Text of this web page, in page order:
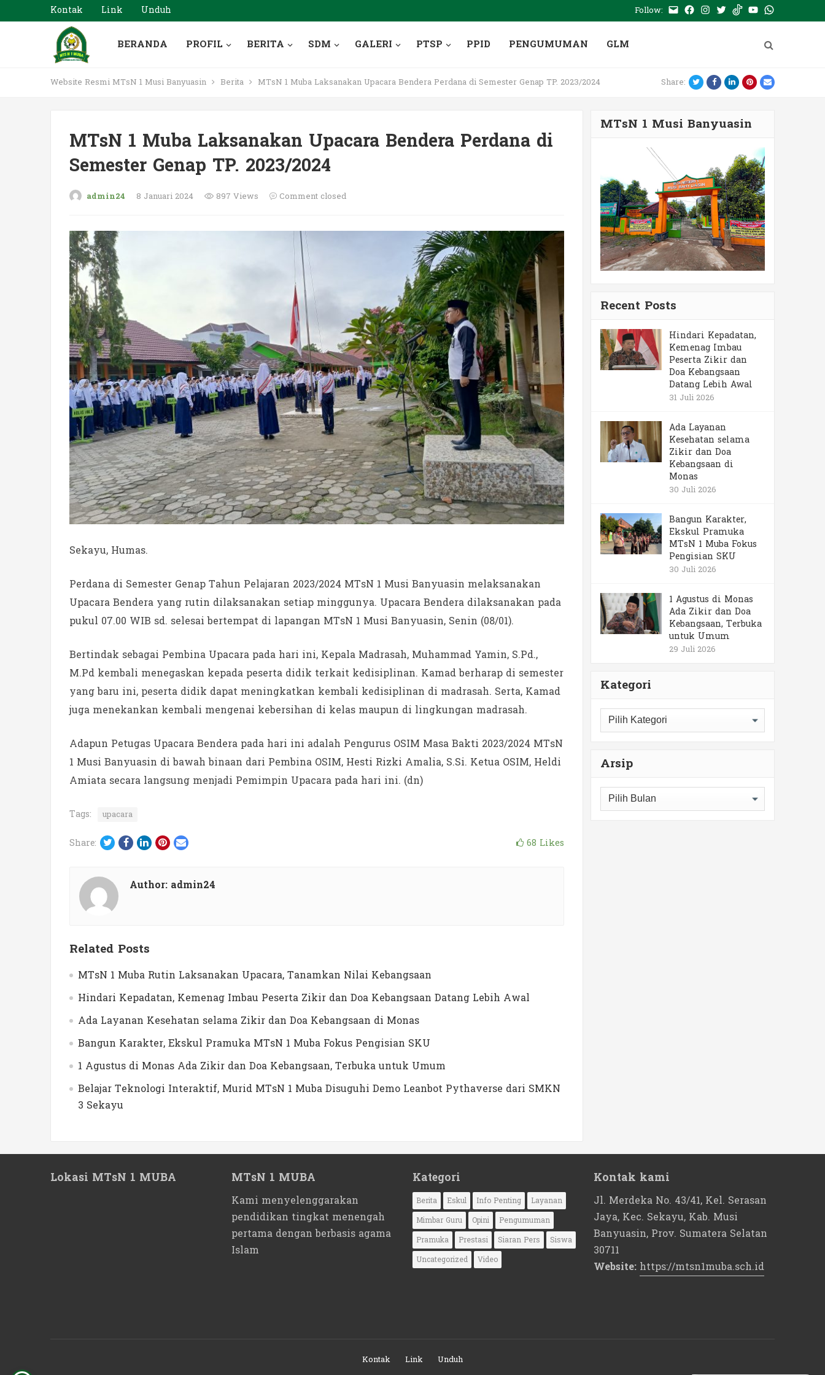
Kontak Link Unduh Follow: E- Facebook
Instagram
TwitterTiktokYoutubeWhatsApp
BERANDA PROFIL BERITA SDM GALERI PTSP PPID PENGUMUMAN GLM
Website Resmi MTsN 1 Musi Banyuasin Berita MTsN 1 Muba Laksanakan Upacara Bendera Perdana di Semester Genap TP. 2023/2024 Share: TwitterFacebookLinkedIn
Pinterest
Email
MTsN 1 Muba Laksanakan Upacara Bendera Perdana di
Semester Genap TP. 2023/2024
admin24 8 Januari 2024 897 Views Comment closed
Sekayu, Humas.
Perdana di Semester Genap Tahun Pelajaran 2023/2024 MTsN 1 Musi Banyuasin melaksanakan
Upacara Bendera yang rutin dilaksanakan setiap minggunya. Upacara Bendera dilaksanakan pada
pukul 07.00 WIB sd. selesai bertempat di lapangan MTsN 1 Musi Banyuasin, Senin (08/01).
Bertindak sebagai Pembina Upacara pada hari ini, Kepala Madrasah, Muhammad Yamin, S.Pd.,
M.Pd kembali menegaskan kepada peserta didik terkait kedisiplinan. Kamad berharap di semester
yang baru ini, peserta didik dapat meningkatkan kembali kedisiplinan di madrasah. Serta, Kamad
juga menekankan kembali mengenai kebersihan di kelas maupun di lingkungan madrasah.
Adapun Petugas Upacara Bendera pada hari ini adalah Pengurus OSIM Masa Bakti 2023/2024 MTsN
1 Musi Banyuasin di bawah binaan dari Pembina OSIM, Hesti Rizki Amalia, S.Si. Ketua OSIM, Heldi
Amiata secara langsung menjadi Pemimpin Upacara pada hari ini. (dn)
Tags: upacara
Share: Twitter
Facebook
LinkedIn
Pinterest
Email 68 Likes
Author: admin24
Related Posts
MTsN 1 Muba Rutin Laksanakan Upacara, Tanamkan Nilai Kebangsaan
Hindari Kepadatan, Kemenag Imbau Peserta Zikir dan Doa Kebangsaan Datang Lebih Awal
Ada Layanan Kesehatan selama Zikir dan Doa Kebangsaan di Monas
Bangun Karakter, Ekskul Pramuka MTsN 1 Muba Fokus Pengisian SKU
1 Agustus di Monas Ada Zikir dan Doa Kebangsaan, Terbuka untuk Umum
Belajar Teknologi Interaktif, Murid MTsN 1 Muba Disuguhi Demo Leanbot Pythaverse dari SMKN
3 Sekayu
MTsN 1 Musi Banyuasin
Recent Posts
Hindari Kepadatan,
Kemenag Imbau
Peserta Zikir dan
Doa Kebangsaan
Datang Lebih Awal
31 Juli 2026
Ada Layanan
Kesehatan selama
Zikir dan Doa
Kebangsaan di
Monas
30 Juli 2026
Bangun Karakter,
Ekskul Pramuka
MTsN 1 Muba Fokus
Pengisian SKU
30 Juli 2026
1 Agustus di Monas
Ada Zikir dan Doa
Kebangsaan, Terbuka
untuk Umum
29 Juli 2026
Kategori
Kategori
Arsip
Arsip
Lokasi MTsN 1 MUBA MTsN 1 MUBA
Kami menyelenggarakan
pendidikan tingkat menengah
pertama dengan berbasis agama
Islam
Kategori
Berita Eskul Info Penting
Layanan
Mimbar Guru
Opini
Pengumuman
Pramuka
Prestasi Siaran Pers
Siswa
Uncategorized
Video
Kontak kami
Jl. Merdeka No. 43/41, Kel. Serasan
Jaya, Kec. Sekayu, Kab. Musi
Banyuasin, Prov. Sumatera Selatan
30711
Website: https://mtsn1muba.sch.id
Kontak Link
Unduh